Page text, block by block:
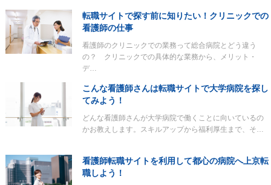
転職サイトで探す前に知りたい！クリニックでの
看護師の仕事
看護師のクリニックでの業務って総合病院とどう違う
の？ クリニックでの具体的な業務から、メリット・
デ…
こんな看護師さんは転職サイトで大学病院を探し
てみよう！
どんな看護師さんが大学病院で働くことに向いているの
かお教えします。スキルアップから福利厚生まで、そ…
看護師転職サイトを利用して都心の病院へ上京転
職しよう！